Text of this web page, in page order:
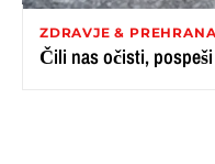
ZDRAVJE & PREHRANA
Čili nas očisti,